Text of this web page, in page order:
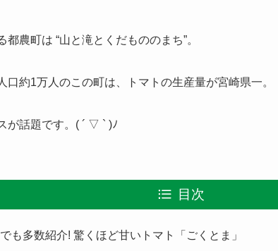
農町は “山と滝とくだもののまち”。
口約1万人のこの町は、トマトの生産量が宮崎県一。
が話題です。( ´ ▽ ` )ﾉ
目次
も多数紹介! 驚くほど甘いトマト「ごくとま」